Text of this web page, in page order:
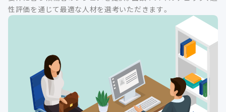
性評価を通じて最適な人材を選考いただきます。